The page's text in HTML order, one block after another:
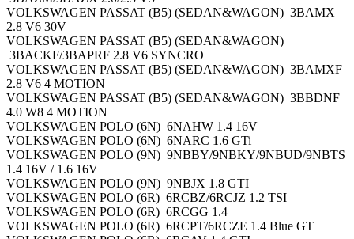
VOLKSWAGEN PASSAT (B5) (SEDAN&WAGON) 3BAMX
2.8 V6 30V
VOLKSWAGEN PASSAT (B5) (SEDAN&WAGON)
3BACKF/3BAPRF 2.8 V6 SYNCRO
VOLKSWAGEN PASSAT (B5) (SEDAN&WAGON) 3BAMXF
2.8 V6 4 MOTION
VOLKSWAGEN PASSAT (B5) (SEDAN&WAGON) 3BBDNF
4.0 W8 4 MOTION
VOLKSWAGEN POLO (6N) 6NAHW 1.4 16V
VOLKSWAGEN POLO (6N) 6NARC 1.6 GTi
VOLKSWAGEN POLO (9N) 9NBBY/9NBKY/9NBUD/9NBTS
1.4 16V / 1.6 16V
VOLKSWAGEN POLO (9N) 9NBJX 1.8 GTI
VOLKSWAGEN POLO (6R) 6RCBZ/6RCJZ 1.2 TSI
VOLKSWAGEN POLO (6R) 6RCGG 1.4
VOLKSWAGEN POLO (6R) 6RCPT/6RCZE 1.4 Blue GT